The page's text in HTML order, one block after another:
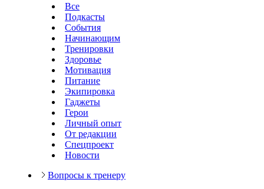
Все
Подкасты
События
Начинающим
Тренировки
Здоровье
Мотивация
Питание
Экипировка
Гаджеты
Герои
Личный опыт
От редакции
Спецпроект
Новости
Вопросы к тренеру